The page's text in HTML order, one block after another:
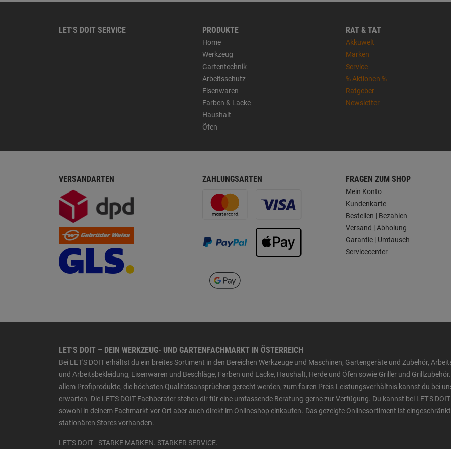
LET'S DOIT SERVICE PRODUKTE
Home
Werkzeug
Gartentechnik
Arbeitsschutz
Eisenwaren
Farben & Lacke
Haushalt
Öfen
RAT & TAT
Akkuwelt
Marken
Service
% Aktionen %
Ratgeber
Newsletter
VERSANDARTEN ZAHLUNGSARTEN FRAGEN ZUM SHOP
Mein Konto
Kundenkarte
Bestellen | Bezahlen
Versand | Abholung
Garantie | Umtausch
Servicecenter
LET'S DOIT – DEIN WERKZEUG- UND GARTENFACHMARKT IN ÖSTERREICH
Bei LET'S DOIT erhältst du ein breites Sortiment in den Bereichen Werkzeuge und Maschinen, Gartengeräte und Zubehör,
und Arbeitsbekleidung, Eisenwaren und Beschläge, Farben und Lacke, Haushalt, Herde und Öfen sowie Griller und
allem Profiprodukte, die höchsten Qualitätsansprüchen gerecht werden, zum fairen Preis-Leistungsverhältnis kannst du bei
erwarten. Die LET'S DOIT Fachberater stehen dir für eine umfassende Beratung gerne zur Verfügung. Du kannst bei LET'S DOIT
sowohl in deinem Fachmarkt vor Ort aber auch direkt im Onlineshop einkaufen. Das gezeigte Onlinesortiment ist
stationären Stores vorhanden.
LET'S DOIT - STARKE MARKEN. STARKER SERVICE.